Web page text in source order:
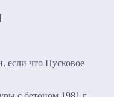
Пусковое